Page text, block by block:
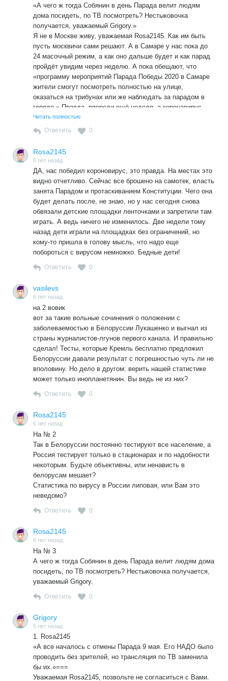
«А чего ж тогда Собянин в день Парада велит людям
дома посидеть, по ТВ посмотреть? Нестыковочка
получается, уважаемый Grigory.»
Я не в Москве живу, уважаемая Rosa2145. Как им быть
пусть москвичи сами решают. А в Самаре у нас пока до
24 масочный режим, а как оно дальше будет и как парад
пройдёт увидим через неделю. А пока обещают, что
«программу мероприятий Парада Победы 2020 в Самаре
жители смогут посмотреть полностью на улице,
оказаться на трибунах или же наблюдать за парадом в
городе.» Правда, впереди ещё неделя, а коронавирус
пока в городе и области резвится.
Читать полностью
Ответить 0
Rosa2145
6 лет назад
ДА, нас победил короновирус, это правда. На местах это
видно отчетливо. Сейчас все брошено на самотек, власть
занята Парадом и протаскиванием Конституции. Чего она
будет делать после, не знаю, но у нас сегодня снова
обвязали детские площадки ленточками и запретили там
играть. А ведь ничего не изменилось. Две недели тому
назад дети играли на площадках без ограничений, но
кому-то пришла в голову мысль, что надо еще
побороться с вирусом немножко. Бедные дети!
Ответить 0
vasilevs
6 лет назад
на 2 вовик
вот за такие вольные сочинения о положении с
заболеваемостью в Белоруссии Лукашенко и выгнал из
страны журналистов-лгунов первого канала. И правильно
сделал! Тесты, которые Кремль бесплатно предложил
Белоруссии давали результат с погрешностью чуть ли не
вполовину. Но дело в другом: верить нашей статистике
может только инопланетянин. Вы ведь не из них?
Ответить 0
Rosa2145
6 лет назад
На № 2
Так в Белоруссии постоянно тестируют все население, а
Россия тестирует только в стационарах и по надобности
некоторым. Будьте объективны, или ненависть в
белорусам мешает?
Статистика по вирусу в России липовая, или Вам это
неведомо?
Ответить 0
Rosa2145
6 лет назад
На № 3
А чего ж тогда Собянин в день Парада велит людям дома
посидеть, по ТВ посмотреть? Нестыковочка получается,
уважаемый Grigory.
Ответить 0
Grigory
6 лет назад
1. Rosa2145
«А все началось с отмены Парада 9 мая. Его НАДО было
проводить без зрителей, но трансляция по ТВ заменила
бы их.»===
Уважаемая Rosa2145, позвольте не согласиться с Вами.